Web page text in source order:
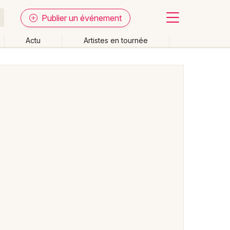
Publier un événement
Actu Artistes en tournée